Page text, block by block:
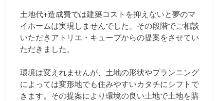
土地代+造成費では建築コストを抑えないと夢のマ
イホームは実現しませんでした。その段階でご相談
いただきアトリエ・キューブからの提案をさせてい
ただきました。
環境は変えれませんが、土地の形状やプランニング
によっては変形地でも住みやすいカタチにシフトで
きます。その提案により環境の良い土地で土地を購